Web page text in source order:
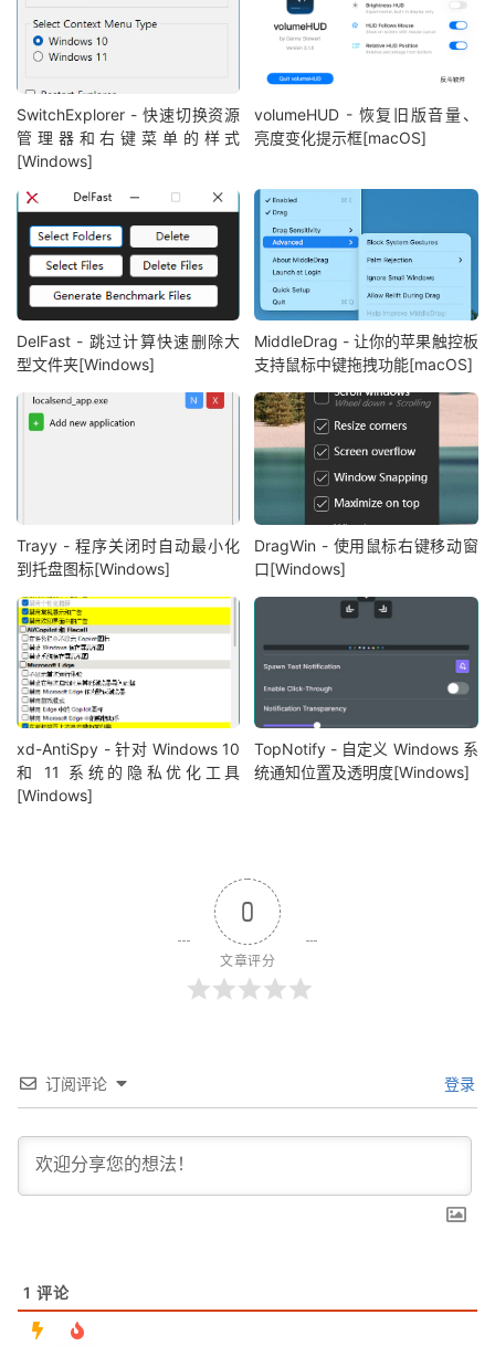
SwitchExplorer - 快速切换资源
管理器和右键菜单的样式
[Windows]
volumeHUD - 恢复旧版音量、
亮度变化提示框[macOS]
DelFast - 跳过计算快速删除大
型文件夹[Windows]
MiddleDrag - 让你的苹果触控板
支持鼠标中键拖拽功能[macOS]
Trayy - 程序关闭时自动最小化
到托盘图标[Windows]
DragWin - 使用鼠标右键移动窗
口[Windows]
xd-AntiSpy - 针对 Windows 10
和 11 系统的隐私优化工具
[Windows]
TopNotify - 自定义 Windows 系
统通知位置及透明度[Windows]
0
文章评分
订阅评论 登录
1 评论